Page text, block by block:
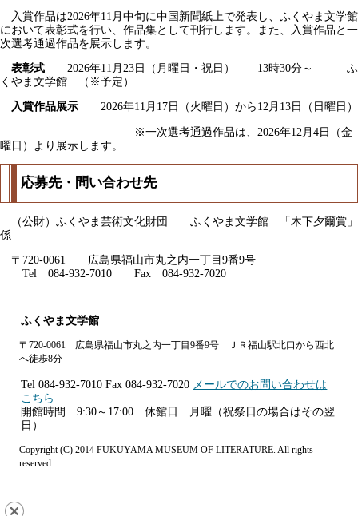
入賞作品は2026年11月中旬に中国新聞紙上で発表し、ふくやま文学館
において表彰式を行い、作品集として刊行します。また、入賞作品と一
次選考通過作品を展示します。
表彰式 2026年11月23日（月曜日・祝日） 13時30分～ ふ
くやま文学館 （※予定）
入賞作品展示 2026年11月17日（火曜日）から12月13日（日曜日）
※一次選考通過作品は、2026年12月4日（金
曜日）より展示します。
応募先・問い合わせ先
（公財）ふくやま芸術文化財団 ふくやま文学館 「木下夕爾賞」
係
〒720-0061 広島県福山市丸之内一丁目9番9号
Tel 084-932-7010 Fax 084-932-7020
ふくやま文学館
〒720-0061 広島県福山市丸之内一丁目9番9号 ＪＲ福山駅北口から西北
へ徒歩8分
Tel 084-932-7010 Fax 084-932-7020 メールでのお問い合わせは
こちら
開館時間…9:30～17:00 休館日…月曜（祝祭日の場合はその翌
日）
Copyright (C) 2014 FUKUYAMA MUSEUM OF LITERATURE. All rights
reserved.